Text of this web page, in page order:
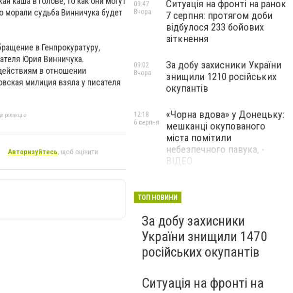
морали судьба Винничука будет
в Генпрокуратуру,
Юрия Винничука.
в отношении
милиция взяла у писателя
редакцію
Авторизуйтесь, щоб оцінити
Ситуація на фронті на ранок
7 серпня: протягом доби
відбулося 233 бойових
зіткнення
09:47
Вчора
За добу захисники України
знищили 1210 російських
окупантів
09:02
Вчора
«Чорна вдова» у Донецьку:
мешканці окупованого
міста помітили
небезпечного павука, -
ВІДЕО
12:18
6 серпня
засудили до 8 років
метадону
6 серпня
ТОП НОВИНИ
За добу захисники
України знищили 1470
російських окупантів
Ситуація на фронті на